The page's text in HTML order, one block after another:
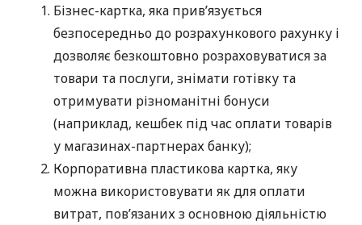
Бізнес-картка, яка прив’язується
безпосередньо до розрахункового рахунку і
дозволяє безкоштовно розраховуватися за
товари та послуги, знімати готівку та
отримувати різноманітні бонуси
(наприклад, кешбек під час оплати товарів
у магазинах-партнерах банку);
Корпоративна пластикова картка, яку
можна використовувати як для оплати
витрат, пов’язаних з основною діяльністю